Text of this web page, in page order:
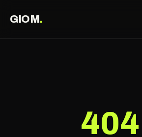
GIOM.
404